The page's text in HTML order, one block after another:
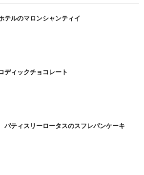
テルのマロンシャンティイ
ディックチョコレート
ティスリーロータスのスフレパンケーキ